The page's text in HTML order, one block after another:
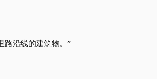
路沿线的建筑物。”